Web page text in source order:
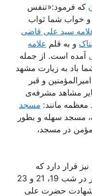
که فرمود:«تنفس
و خواب شما ثواب
سید علی قاضی
و به قلم علامه
آمده است. از جمله
باد به زیارت مشهد
و قبر
مشاهد مشرفه‌ی
معظمه مانند: مسجد
مسجد سهله و بطور
در مسجد،
قرار دارد که
مهم‌ترین آن‌ها، وجود شب‌های قدر در شب 19، 21 و 23
شهادت حضرت علی